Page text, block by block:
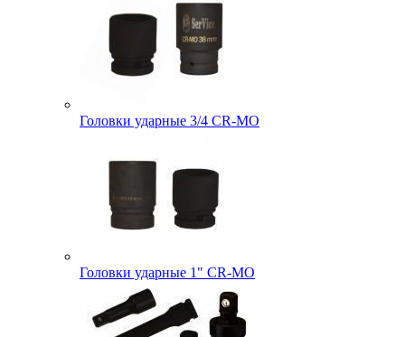
Головки ударные 3/4 CR-MO
Головки ударные 1" CR-MO